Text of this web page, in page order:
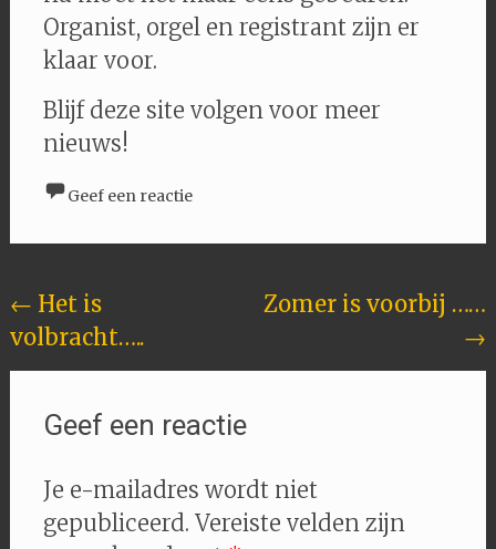
Organist, orgel en registrant zijn er
klaar voor.
Blijf deze site volgen voor meer
nieuws!
Geef een reactie
Berichten
navigatie
← Het is
volbracht…..
Zomer is voorbij ……
→
Geef een reactie
Je e-mailadres wordt niet
gepubliceerd. Vereiste velden zijn